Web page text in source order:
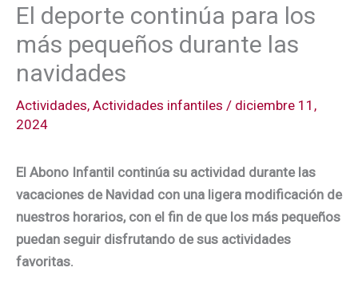
El deporte continúa para los
más pequeños durante las
navidades
Actividades, Actividades infantiles / diciembre 11,
2024
El Abono Infantil continúa su actividad durante las
vacaciones de Navidad con una ligera modificación de
nuestros horarios, con el fin de que los más pequeños
puedan seguir disfrutando de sus actividades
favoritas.